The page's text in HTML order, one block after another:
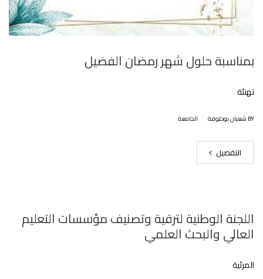
بمناسبة حلول شهر رمضان الفضيل
تهنئة
BY شعبان بوحلوفة الجامعة
التفصيل
اللجنة الوطنية لترقية وتصنيف مؤسسات التعليم
العالي والبحث العلمي
المرئية